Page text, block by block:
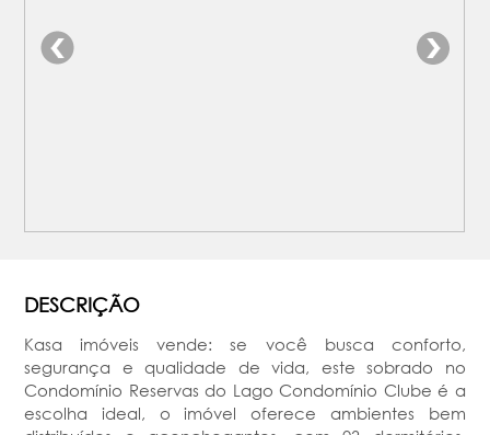
DESCRIÇÃO
Kasa imóveis vende: se você busca conforto,
segurança e qualidade de vida, este sobrado no
Condomínio Reservas do Lago Condomínio Clube é a
escolha ideal, o imóvel oferece ambientes bem